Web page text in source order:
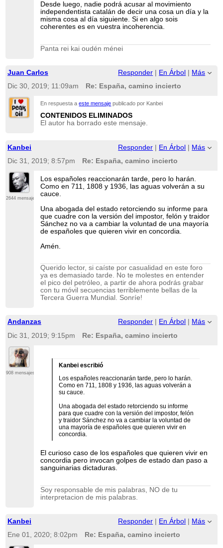
Desde luego, nadie podrá acusar al movimiento
independentista catalán de decir una cosa un día y la
misma cosa al día siguiente. Si en algo sois
coherentes es en vuestra incoherencia.
Panta rei kai oudén ménei
Juan Carlos Responder En Árbol
Más
Dic 30, 2019; 11:09am
Re: España, camino incierto
En respuesta aeste mensaje publicado por Kanbei
CONTENIDOS ELIMINADOS
El autor ha borrado este mensaje.
Kanbei Responder | En Árbol | Más
Dic 31, 2019; 8:57pm
Re: España, camino incierto
2644 mensajes
Los españoles reaccionarán tarde, pero lo harán.
Como en 711, 1808 y 1936, las aguas volverán a su
cauce.
Una abogada del estado retorciendo su informe para
que cuadre con la versión del impostor, felón y traidor
Sánchez no va a cambiar la voluntad de una mayoría
de españoles que quieren vivir en concordia.
Amén.
Querido lector, si caíste por casualidad en este foro
ya es demasiado tarde. No te molestes en entender
el pico del petróleo, a partir de ahora podrás grabar
con tu móvil secuencias terriblemente bellas de la
Tercera Guerra Mundial. Sonríe!
Andanzas Responder En Árbol
Más
Dic 31, 2019; 9:15pm
Re: España, camino incierto
908 mensajes
Kanbei escribió
Los españoles reaccionarán tarde, pero lo harán.
Como en 711, 1808 y 1936, las aguas volverán a
su cauce.
Una abogada del estado retorciendo su informe
para que cuadre con la versión del impostor, felón
y traidor Sánchez no va a cambiar la voluntad de
una mayoría de españoles que quieren vivir en
concordia.
El curioso caso de los españoles que quieren vivir en
concordia pero invocan golpes de estado dan paso a
sanguinarias dictaduras.
Soy responsable de mis palabras, NO de tu
interpretacion de mis palabras.
Kanbei Responder En Árbol
Más
Ene 01, 2020; 8:02pm
Re: España, camino incierto